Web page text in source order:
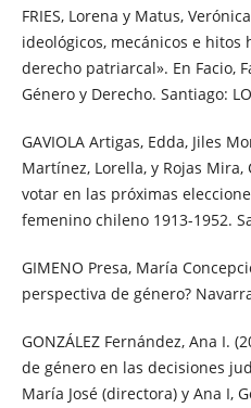
FRIES, Lorena y Matus,
ideológicos, mecánicos e
derecho patriarcal». En Facio,
Género y Derecho. Santiago:
GAVIOLA Artigas, Edda, Jiles
Martínez, Lorella, y Rojas Mira,
votar en las próximas
femenino chileno 1913-1952.
GIMENO Presa, María
perspectiva de género?
GONZÁLEZ Fernández, Ana I.
de género en las decisiones
María José (directora) y Ana I,